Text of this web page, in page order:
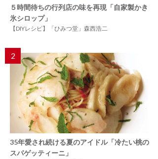
５時間待ちの行列店の味を再現「自家製かき
氷シロップ」
【DIYレシピ】「ひみつ堂」森西浩二
2
35年愛され続ける夏のアイドル「冷たい桃の
スパゲッティーニ」